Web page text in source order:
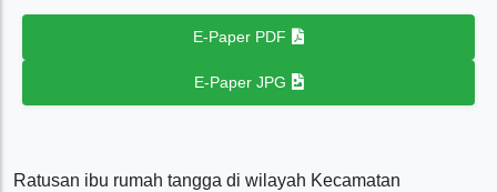
E-Paper PDF
E-Paper JPG
Ratusan ibu rumah tangga di wilayah Kecamatan